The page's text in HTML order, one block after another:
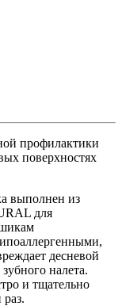
профилактики
поверхностях
выполнен из
для
десневой
налета.
и тщательно